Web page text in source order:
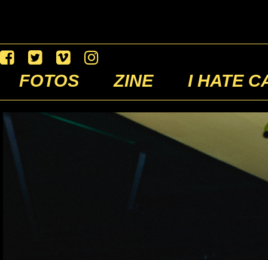
FOTOS ZINE I HATE